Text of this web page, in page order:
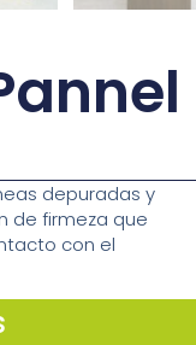
depuradas y
de firmeza que
con el